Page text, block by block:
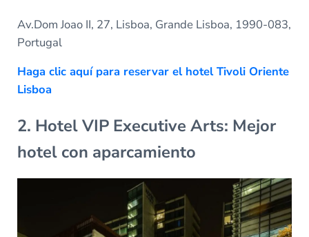
Av.Dom Joao II, 27, Lisboa, Grande Lisboa, 1990-083,
Portugal
Haga clic aquí para reservar el hotel Tivoli Oriente
Lisboa
2. Hotel VIP Executive Arts: Mejor
hotel con aparcamiento